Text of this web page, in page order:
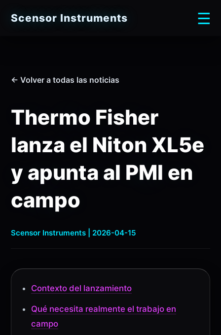
Scensor Instruments ☰
← Volver a todas las noticias
Thermo Fisher
lanza el Niton XL5e
y apunta al PMI en
campo
Scensor Instruments | 2026-04-15
Contexto del lanzamiento
Qué necesita realmente el trabajo en
campo